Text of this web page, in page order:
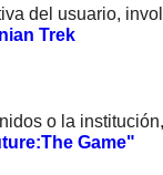
del usuario,
Trek
o la
Game"